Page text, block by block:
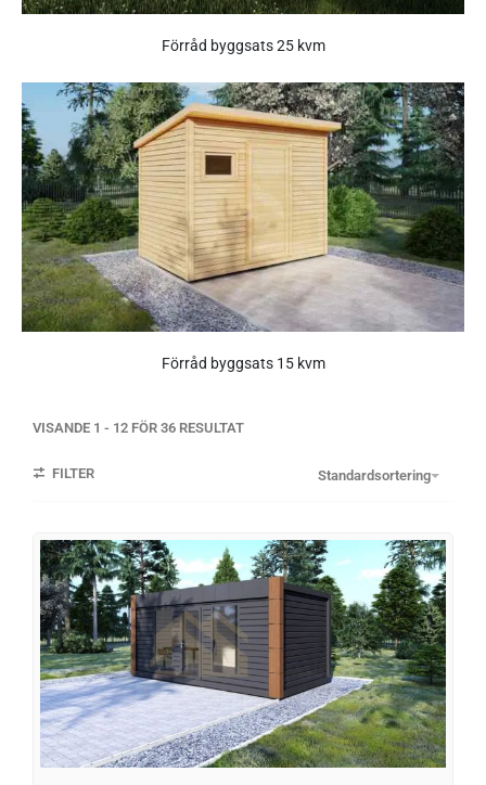
Förråd byggsats 25 kvm
Förråd byggsats 15 kvm
VISANDE 1 - 12 FÖR 36 RESULTAT
Standardsortering
FILTER